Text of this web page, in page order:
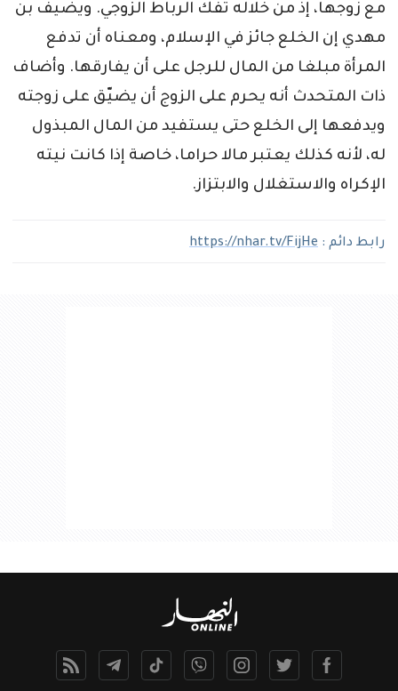
مع زوجها، إذ من خلاله تفك الرباط الزوجي. ويضيف بن
مهدي إن الخلع جائز في الإسلام، ومعناه أن تدفع
المرأة مبلغا من المال للرجل على أن يفارقها. وأضاف
ذات المتحدث أنه يحرم على الزوج أن يضيّق على زوجته
ويدفعها إلى الخلع حتى يستفيد من المال المبذول
له، لأنه كذلك يعتبر مالا حراما، خاصة إذا كانت نيته
الإكراه والاستغلال والابتزاز.
رابط دائم : https://nhar.tv/FijHe